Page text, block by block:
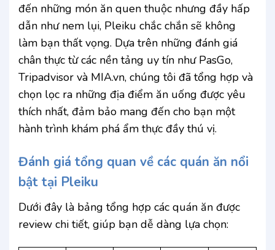
đến những món ăn quen thuộc nhưng đầy hấp
dẫn như nem lụi, Pleiku chắc chắn sẽ không
làm bạn thất vọng. Dựa trên những đánh giá
chân thực từ các nền tảng uy tín như PasGo,
Tripadvisor và MIA.vn, chúng tôi đã tổng hợp và
chọn lọc ra những địa điểm ăn uống được yêu
thích nhất, đảm bảo mang đến cho bạn một
hành trình khám phá ẩm thực đầy thú vị.
Đánh giá tổng quan về các quán ăn nổi
bật tại Pleiku
Dưới đây là bảng tổng hợp các quán ăn được
review chi tiết, giúp bạn dễ dàng lựa chọn: